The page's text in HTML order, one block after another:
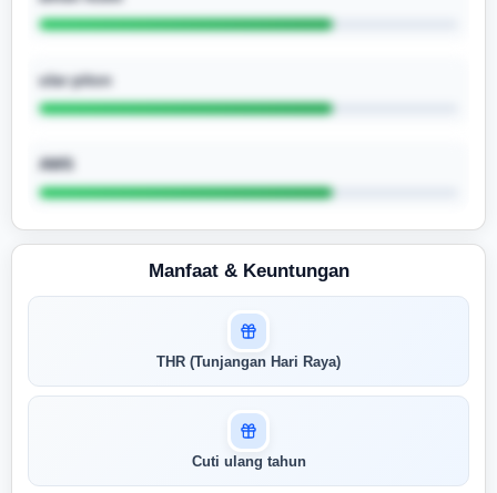
ular piton
AWS
Masuk untuk melihat skor
pertandingan AI Anda
menunjukkan seberapa cocok keahlian
Anda dengan peran ini
Manfaat & Keuntungan
THR (Tunjangan Hari Raya)
Cuti ulang tahun